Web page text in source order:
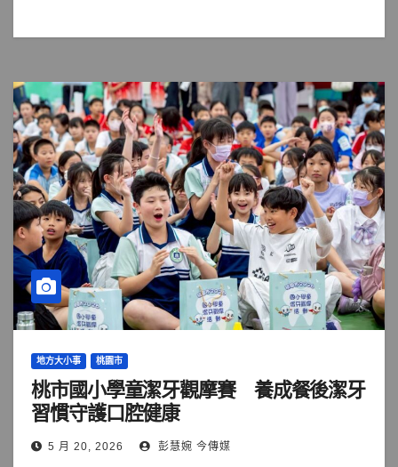
地方大小事 桃園市
桃市國小學童潔牙觀摩賽 養成餐後潔牙
習慣守護口腔健康
5 月 20, 2026 彭慧婉 今傳媒